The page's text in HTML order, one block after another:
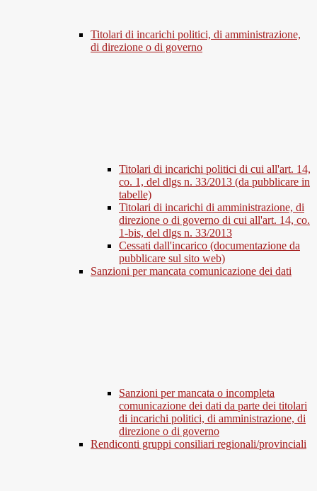
Titolari di incarichi politici, di amministrazione,
di direzione o di governo
Titolari di incarichi politici di cui all'art. 14,
co. 1, del dlgs n. 33/2013 (da pubblicare in
tabelle)
Titolari di incarichi di amministrazione, di
direzione o di governo di cui all'art. 14, co.
1-bis, del dlgs n. 33/2013
Cessati dall'incarico (documentazione da
pubblicare sul sito web)
Sanzioni per mancata comunicazione dei dati
Sanzioni per mancata o incompleta
comunicazione dei dati da parte dei titolari
di incarichi politici, di amministrazione, di
direzione o di governo
Rendiconti gruppi consiliari regionali/provinciali